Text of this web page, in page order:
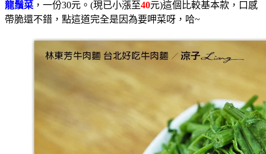
龍鬚菜 ，一份30元。(現已小漲至40元)這個比較基本款，口感
帶脆還不錯，點這道完全是因為要呷菜呀，哈~